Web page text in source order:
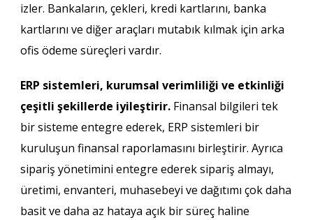
izler. Bankaların, çekleri, kredi kartlarını, banka
kartlarını ve diğer araçları mutabık kılmak için arka
ofis ödeme süreçleri vardır.
ERP sistemleri, kurumsal verimliliği ve etkinliği
çeşitli şekillerde iyileştirir.Finansal bilgileri tek
bir sisteme entegre ederek, ERP sistemleri bir
kuruluşun finansal raporlamasını birleştirir. Ayrıca
sipariş yönetimini entegre ederek sipariş almayı,
üretimi, envanteri, muhasebeyi ve dağıtımı çok daha
basit ve daha az hataya açık bir süreç haline